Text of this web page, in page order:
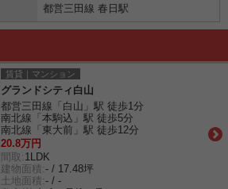
都営三田線 春日駅
賃貸｜マンション
グランドシティ白山
都営三田線「白山」駅 徒歩1分
南北線「本駒込」駅 徒歩5分
南北線「東大前」駅 徒歩12分
20.8万円
間取: 1LDK
建物面積:- / 17.48坪
土地面積:- / -